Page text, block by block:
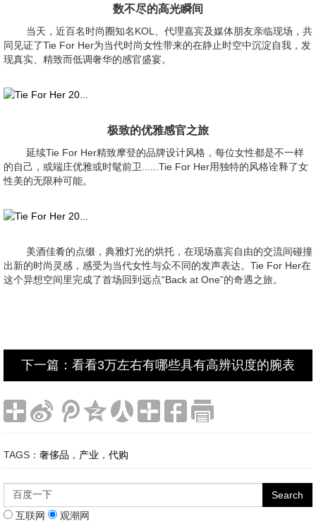
数不尽的高光瞬间
当天，近百名时尚圈知名KOL、代理嘉宾及媒体朋友亲临现场，共
同见证了Tie For Her为当代时尚女性带来的在静止时空中沉淀自我，发
现真实、精致而低调奢华的感官盛宴。
极致的优雅感官之旅
延续Tie For Her精致摩登的品牌设计风格，每位女性都是不一样
的自己，或端庄优雅或时髦前卫......Tie For Her用独特的风格诠释了女
性美的无限种可能。
美酒佳肴的点缀，典雅灯光的烘托，在现场嘉宾自由的交流间碰撞
出新的时尚灵感，感受为当代女性与众不同的发声表达。Tie For Her在
这个异想空间里完成了首场回到远点“Back at One”的奇遇之旅。
下一篇：看看3万左右有哪些具有高辨识度的腕表
TAGS： 奢侈品 ， 产业 ， 代购
互联网 观潮网